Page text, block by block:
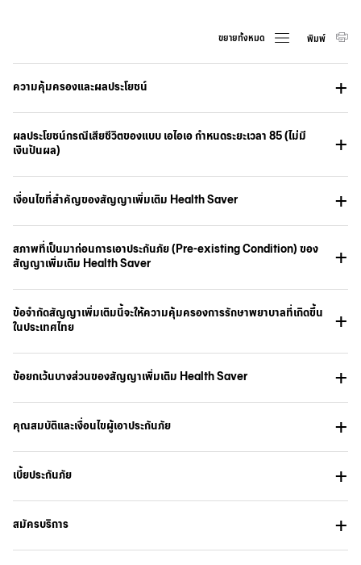
สั่ง หรือระเบียบวิธีปฏิบัติที่หน่วยงานราชการ หรือหน่วยงานกำกับ
ตามกฎหมาย
ขยายทั้งหมด พิมพ์
ความคุ้มครองและผลประโยชน์
ผลประโยชน์กรณีเสียชีวิตของแบบ เอไอเอ กำหนดระยะเวลา 85 (ไม่มี
เงินปันผล)
เงื่อนไขที่สำคัญของสัญญาเพิ่มเติม Health Saver
สภาพที่เป็นมาก่อนการเอาประกันภัย (Pre-existing Condition) ของ
สัญญาเพิ่มเติม Health Saver
ข้อจำกัดสัญญาเพิ่มเติมนี้จะให้ความคุ้มครองการรักษาพยาบาลที่เกิดขึ้น
ในประเทศไทย
ข้อยกเว้นบางส่วนของสัญญาเพิ่มเติม Health Saver
คุณสมบัติและเงื่อนไขผู้เอาประกันภัย
เบี้ยประกันภัย
สมัครบริการ